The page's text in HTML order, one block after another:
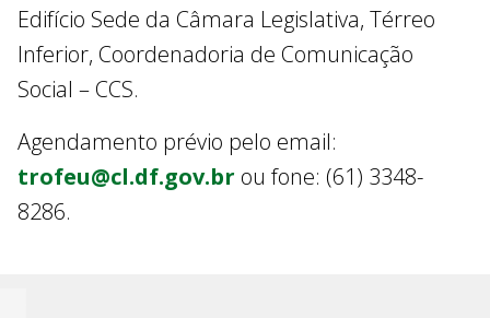
Edifício Sede da Câmara Legislativa, Térreo
Inferior, Coordenadoria de Comunicação
Social – CCS.
Agendamento prévio pelo email:
trofeu@cl.df.gov.br ou fone: (61) 3348-
8286.